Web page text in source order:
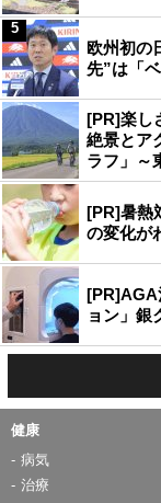
欧州初の
先”は「
5
[PR]楽し
絶景とア
ラフ」～
[PR]暑熱
の変化が
[PR]AGA
ョン」銀
健康
病気
治療